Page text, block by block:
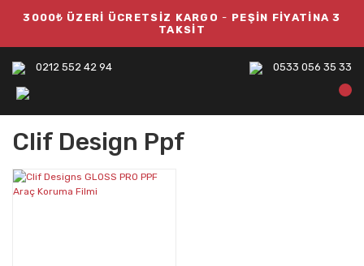
3000₺ ÜZERİ ÜCRETSİZ KARGO - PEŞİN FİYATİNA 3
TAKSİT
0212 552 42 94 0533 056 35 33
Clif Design Ppf